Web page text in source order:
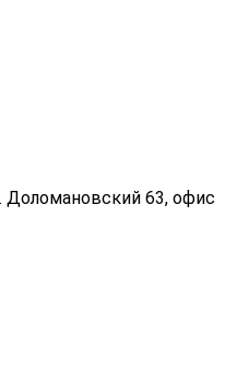
Доломановский 63, офис